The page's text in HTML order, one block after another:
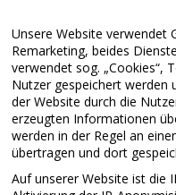
Unsere Website verwendet
Remarketing, beides
verwendet sog. „Cookies“,
Nutzer gespeichert werden
der Website durch die
erzeugten Informationen
werden in der Regel an
übertragen und dort
Auf unserer Website ist die